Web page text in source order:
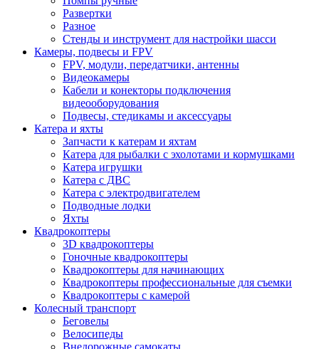
Развертки
Разное
Стенды и инструмент для настройки шасси
Камеры, подвесы и FPV
FPV, модули, передатчики, антенны
Видеокамеры
Кабели и конекторы подключения
видеооборудования
Подвесы, стедикамы и аксессуары
Катера и яхты
Запчасти к катерам и яхтам
Катера для рыбалки с эхолотами и кормушками
Катера игрушки
Катера с ДВС
Катера с электродвигателем
Подводные лодки
Яхты
Квадрокоптеры
3D квадрокоптеры
Гоночные квадрокоптеры
Квадрокоптеры для начинающих
Квадрокоптеры профессиональные для съемки
Квадрокоптеры с камерой
Колесный транспорт
Беговелы
Велосипеды
Внедорожные самокаты